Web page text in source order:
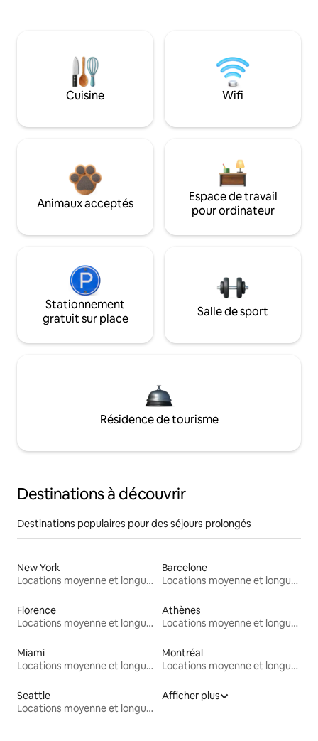
Cuisine Wifi
Animaux acceptés
Espace de travail
pour ordinateur
Stationnement
gratuit sur place
Salle de sport
Résidence de tourisme
Destinations à découvrir
Destinations populaires pour des séjours prolongés
New York
Locations moyenne et longue durée
Barcelone
Locations moyenne et longue durée
Florence
Locations moyenne et longue durée
Athènes
Locations moyenne et longue durée
Miami
Locations moyenne et longue durée
Montréal
Locations moyenne et longue durée
Seattle
Locations moyenne et longue durée
Afficher plus